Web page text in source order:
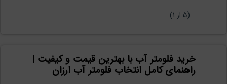
(
5 از 1)
خرید فلومتر آب با بهترین قیمت و کیفیت |
راهنمای کامل انتخاب فلومتر آب ارزان